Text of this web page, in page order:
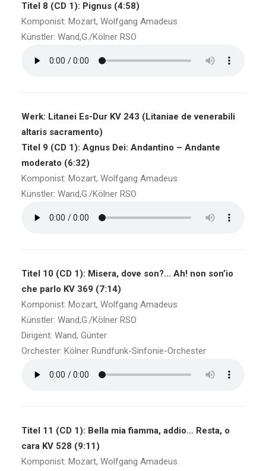
Titel 8 (CD 1): Pignus (4:58)
Komponist: Mozart, Wolfgang Amadeus
Künstler: Wand,G./Kölner RSO
Werk: Litanei Es-Dur KV 243 (Litaniae de venerabili
altaris sacramento)
Titel 9 (CD 1): Agnus Dei: Andantino – Andante
moderato (6:32)
Komponist: Mozart, Wolfgang Amadeus
Künstler: Wand,G./Kölner RSO
Titel 10 (CD 1): Misera, dove son?… Ah! non son’io
che parlo KV 369 (7:14)
Komponist: Mozart, Wolfgang Amadeus
Künstler: Wand,G./Kölner RSO
Dirigent: Wand, Günter
Orchester: Kölner Rundfunk-Sinfonie-Orchester
Titel 11 (CD 1): Bella mia fiamma, addio… Resta, o
cara KV 528 (9:11)
Komponist: Mozart, Wolfgang Amadeus